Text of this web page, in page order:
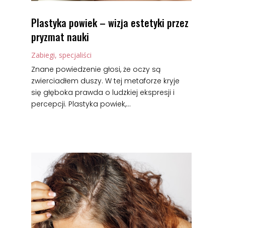
Plastyka powiek – wizja estetyki przez
pryzmat nauki
Zabiegi, specjaliści
Znane powiedzenie głosi, że oczy są
zwierciadłem duszy. W tej metaforze kryje
się głęboka prawda o ludzkiej ekspresji i
percepcji. Plastyka powiek,...